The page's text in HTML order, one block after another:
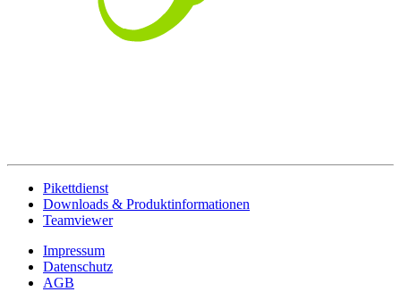
Pikettdienst
Downloads & Produktinformationen
Teamviewer
Impressum
Datenschutz
AGB